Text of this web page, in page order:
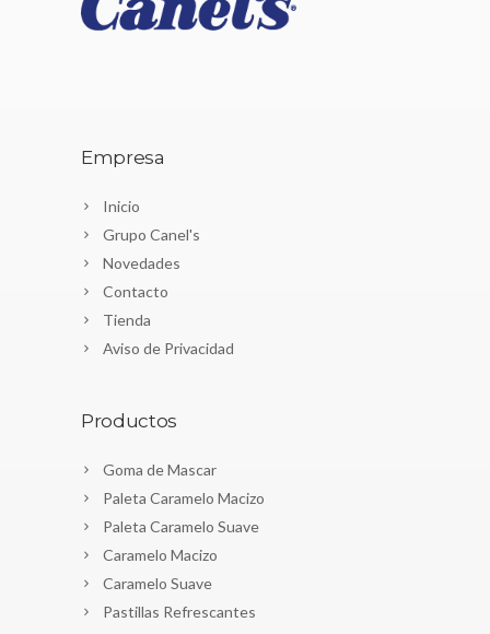
Empresa
Inicio
Grupo Canel's
Novedades
Contacto
Tienda
Aviso de Privacidad
Productos
Goma de Mascar
Paleta Caramelo Macizo
Paleta Caramelo Suave
Caramelo Macizo
Caramelo Suave
Pastillas Refrescantes